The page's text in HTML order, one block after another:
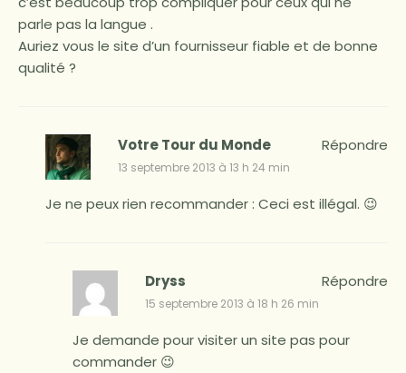
parle pas la langue .
Auriez vous le site d’un fournisseur fiable et de bonne
qualité ?
Votre Tour du Monde
13 septembre 2013 à 13 h 24 min
Je ne peux rien recommander : Ceci est illégal. 😉
Répondre
Dryss
15 septembre 2013 à 18 h 26 min
Je demande pour visiter un site pas pour
commander 😉
Répondre